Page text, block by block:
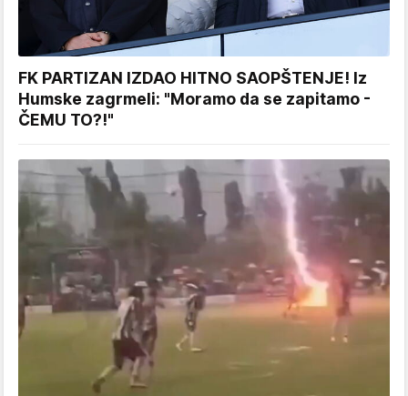
FK PARTIZAN IZDAO HITNO SAOPŠTENJE! Iz
Humske zagrmeli: "Moramo da se zapitamo -
ČEMU TO?!"